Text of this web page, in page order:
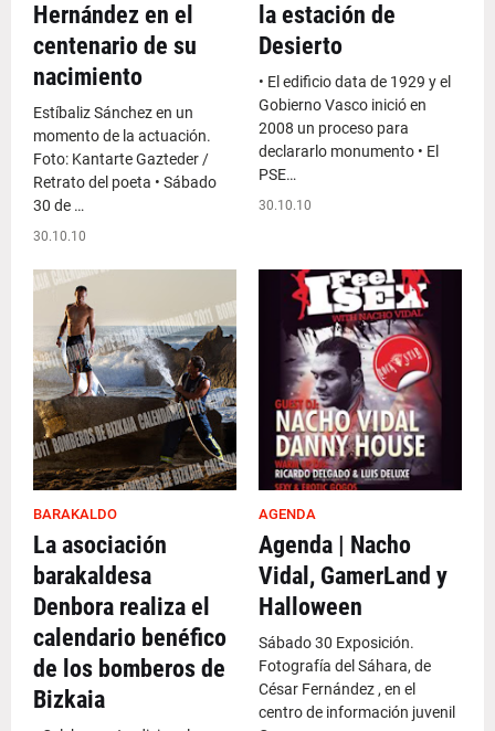
Hernández en el
centenario de su
nacimiento
Estíbaliz Sánchez en un
momento de la actuación.
Foto: Kantarte Gazteder /
Retrato del poeta • Sábado
30 de …
30.10.10
la estación de
Desierto
• El edificio data de 1929 y el
Gobierno Vasco inició en
2008 un proceso para
declararlo monumento • El
PSE…
30.10.10
BARAKALDO
La asociación
barakaldesa
Denbora realiza el
calendario benéfico
de los bomberos de
Bizkaia
AGENDA
Agenda | Nacho
Vidal, GamerLand y
Halloween
Sábado 30 Exposición.
Fotografía del Sáhara, de
César Fernández , en el
centro de información juvenil